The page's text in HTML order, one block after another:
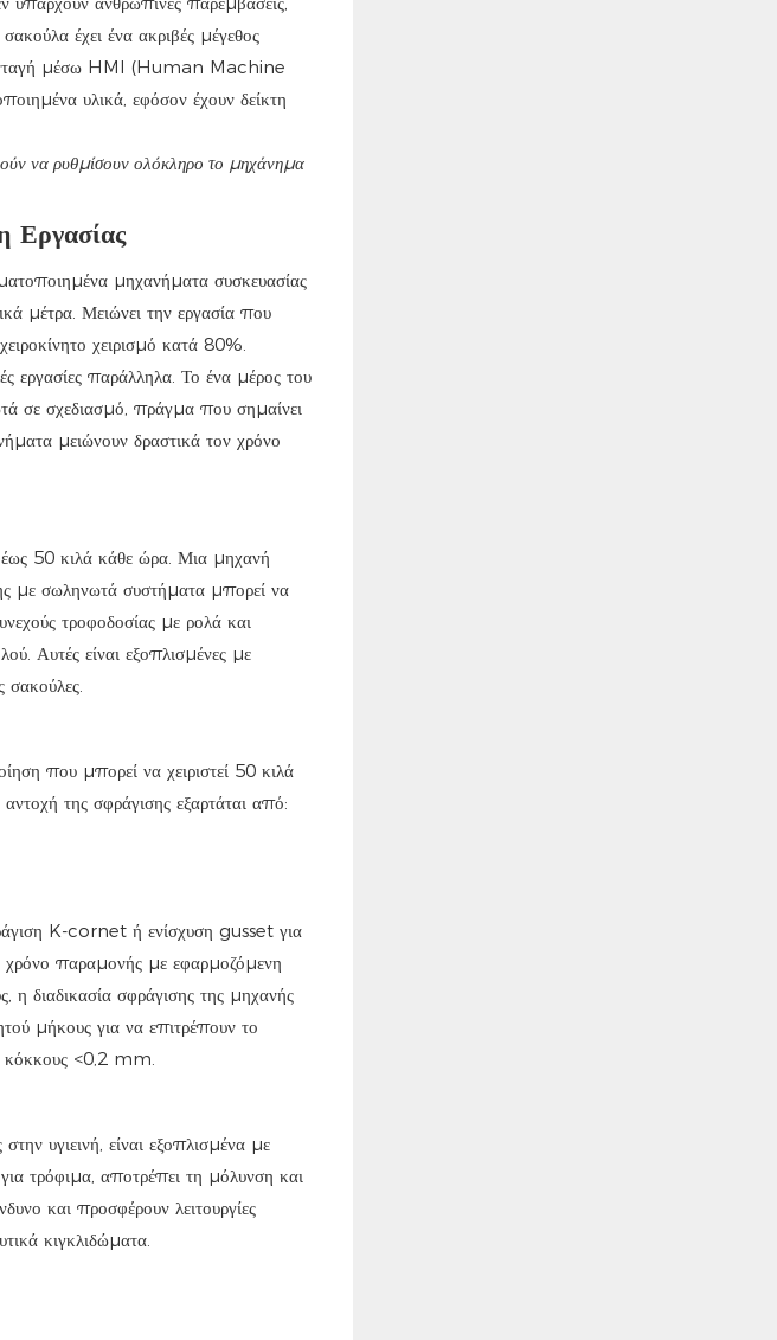
έχει ένα ακριβές μέγεθος
συνταγή μέσω HMI (Human Machine
υλικά, εφόσον έχουν δείκτη
να ρυθμίσουν ολόκληρο το μηχάνημα
Εργασίας
μηχανήματα συσκευασίας
μέτρα. Μειώνει την εργασία που
χειρισμό κατά 80%.
εργασίες παράλληλα. Το ένα μέρος του
σε σχεδιασμό, πράγμα που σημαίνει
μειώνουν δραστικά τον χρόνο
50 κιλά κάθε ώρα. Μια μηχανή
με σωληνωτά συστήματα μπορεί να
τροφοδοσίας με ρολά και
Αυτές είναι εξοπλισμένες με
σακούλες.
που μπορεί να χειριστεί 50 κιλά
αντοχή της σφράγισης εξαρτάται από:
K-cornet ή ενίσχυση gusset για
χρόνο παραμονής με εφαρμοζόμενη
η διαδικασία σφράγισης της μηχανής
μήκους για να επιτρέπουν το
κόκκους <0,2 mm.
υγιεινή, είναι εξοπλισμένα με
τρόφιμα, αποτρέπει τη μόλυνση και
και προσφέρουν λειτουργίες
κιγκλιδώματα.